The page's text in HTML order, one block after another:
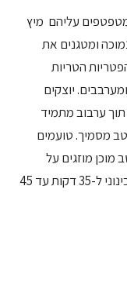
עליהם מיץ
ומטגנים את
הטריות
יוצקים
ערבוב מתמיד
מסמיך. טועמים
מוזגים על
הדגים ומכניסים לתנור שחומם מראש לחום בינוני ל-35 דקות עד 45